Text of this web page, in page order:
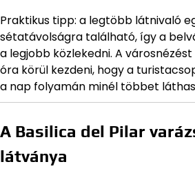
Praktikus tipp: a legtöbb látnivaló
sétatávolságra található, így a
a legjobb közlekedni. A
óra körül kezdeni, hogy a
a nap folyamán minél többet
A Basilica del Pilar
látványa